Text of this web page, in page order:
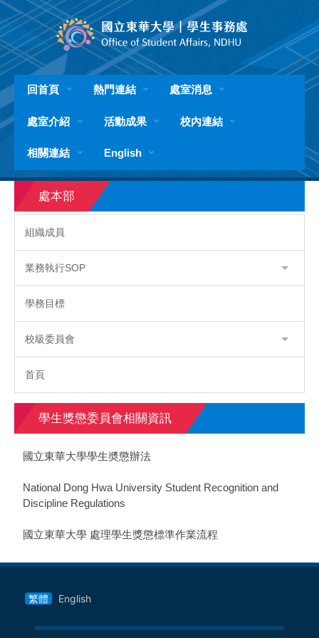
跳
到
主
要
內
容
區
回首頁 熱門連結 處室消息
處室介紹 活動成果 校內連結
相關連結 English
處本部
組織成員
業務執行SOP
學務目標
校級委員會
首頁
學生獎懲委員會相關資訊
國立東華大學學生奬懲辦法
National Dong Hwa University Student Recognition and
Discipline Regulations
國立東華大學 處理學生獎懲標準作業流程
繁體 English